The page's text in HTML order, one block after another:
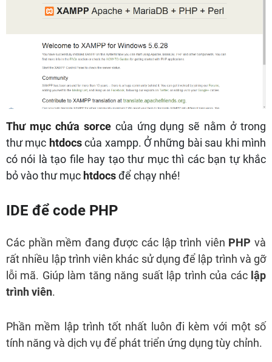
Thư mục chứa sorcecủa ứng dụng sẽ nằm ở trong
thư mục htdocscủa xampp. Ở những bài sau khi mình
có nói là tạo file hay tạo thư mục thì các bạn tự khắc
bỏ vào thư mục htdocsđể chạy nhé!
IDE để code PHP
Các phần mềm đang được các lập trình viên PHP và
rất nhiều lập trình viên khác sử dụng để lập trình và gỡ
lỗi mã. Giúp làm tăng năng suất lập trình của các lập
trình viên.
Phần mềm lập trình tốt nhất luôn đi kèm với một số
tính năng và dịch vụ để phát triển ứng dụng tùy chỉnh.